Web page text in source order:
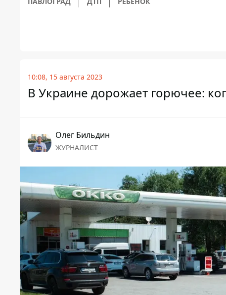
10:08, 15 августа 2023
В Украине дорожает горючее:
Олег Бильдин
ЖУРНАЛИСТ